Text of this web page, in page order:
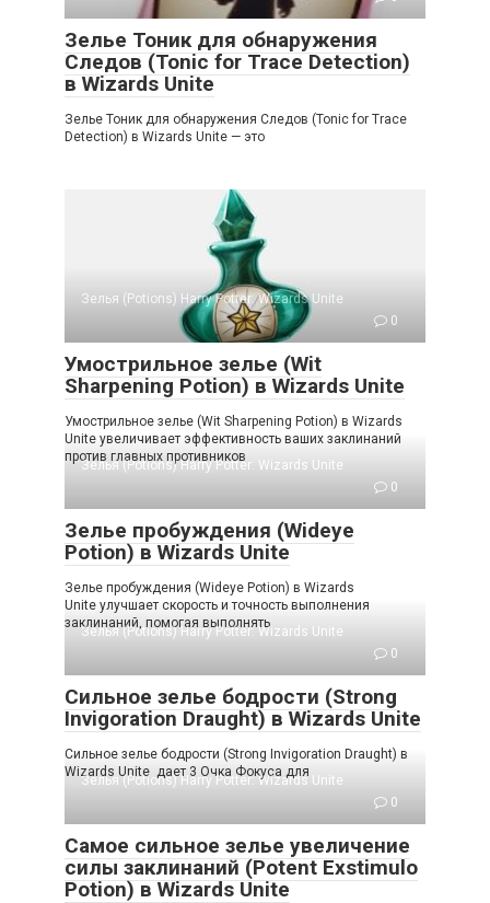
Зелье Тоник для обнаружения
Следов (Tonic for Trace Detection)
в Wizards Unite
Зелье Тоник для обнаружения Следов (Tonic for Trace
Detection) в Wizards Unite — это
Зелья (Potions) Harry Potter: Wizards Unite
0
Умострильное зелье (Wit
Sharpening Potion) в Wizards Unite
Умострильное зелье (Wit Sharpening Potion) в Wizards
Unite увеличивает эффективность ваших заклинаний
против главных противников
Зелья (Potions) Harry Potter: Wizards Unite
0
Зелье пробуждения (Wideye
Potion) в Wizards Unite
Зелье пробуждения (Wideye Potion) в Wizards
Unite улучшает скорость и точность выполнения
заклинаний, помогая выполнять
Зелья (Potions) Harry Potter: Wizards Unite
0
Сильное зелье бодрости (Strong
Invigoration Draught) в Wizards Unite
Сильное зелье бодрости (Strong Invigoration Draught) в
Wizards Unite дает 3 Очка Фокуса для
Зелья (Potions) Harry Potter: Wizards Unite
0
Самое сильное зелье увеличение
силы заклинаний (Potent Exstimulo
Potion) в Wizards Unite